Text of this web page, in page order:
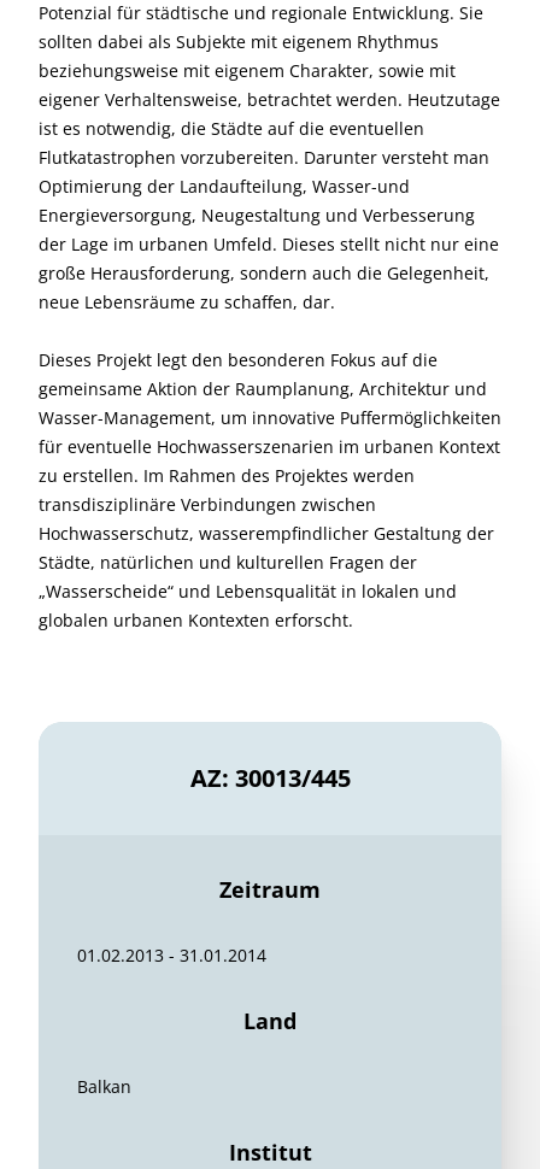
Potenzial für städtische und regionale Entwicklung. Sie
sollten dabei als Subjekte mit eigenem Rhythmus
beziehungsweise mit eigenem Charakter, sowie mit
eigener Verhaltensweise, betrachtet werden. Heutzutage
ist es notwendig, die Städte auf die eventuellen
Flutkatastrophen vorzubereiten. Darunter versteht man
Optimierung der Landaufteilung, Wasser-und
Energieversorgung, Neugestaltung und Verbesserung
der Lage im urbanen Umfeld. Dieses stellt nicht nur eine
große Herausforderung, sondern auch die Gelegenheit,
neue Lebensräume zu schaffen, dar.
Dieses Projekt legt den besonderen Fokus auf die
gemeinsame Aktion der Raumplanung, Architektur und
Wasser-Management, um innovative Puffermöglichkeiten
für eventuelle Hochwasserszenarien im urbanen Kontext
zu erstellen. Im Rahmen des Projektes werden
transdisziplinäre Verbindungen zwischen
Hochwasserschutz, wasserempfindlicher Gestaltung der
Städte, natürlichen und kulturellen Fragen der
„Wasserscheide“ und Lebensqualität in lokalen und
globalen urbanen Kontexten erforscht.
AZ: 30013/445
Zeitraum
01.02.2013 - 31.01.2014
Land
Balkan
Institut